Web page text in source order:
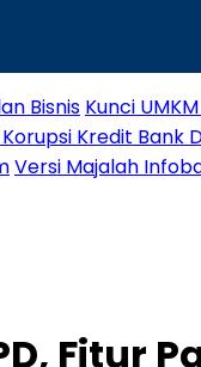
Bisnis Kunci
Kredit Bank
Versi Majalah
Fitur